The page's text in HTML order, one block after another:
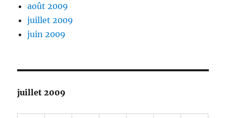
août 2009
juillet 2009
juin 2009
juillet 2009